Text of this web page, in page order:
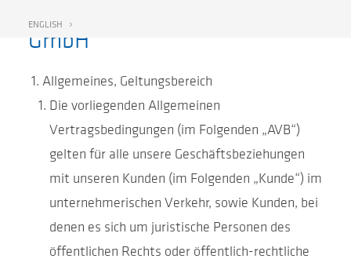
ENGLISH
GmbH
Allgemeines, Geltungsbereich
Die vorliegenden Allgemeinen
Vertragsbedingungen (im Folgenden „AVB“)
gelten für alle unsere Geschäftsbeziehungen
mit unseren Kunden (im Folgenden „Kunde“) im
unternehmerischen Verkehr, sowie Kunden, bei
denen es sich um juristische Personen des
öffentlichen Rechts oder öffentlich-rechtliche